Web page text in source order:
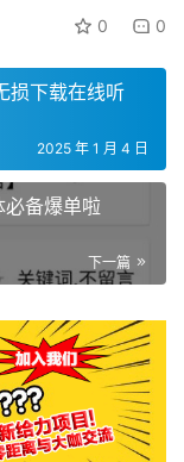
0 0
损下载在线听
2025 年 1 月 4 日
备爆单啦
下一篇